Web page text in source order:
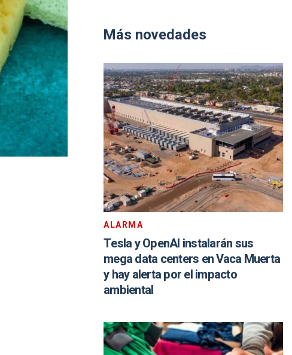
Más novedades
ALARMA
Tesla y OpenAI instalarán sus
mega data centers en Vaca Muerta
y hay alerta por el impacto
ambiental